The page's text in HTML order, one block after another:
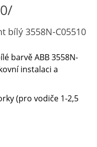
bílý 3558N-C05510
barvě ABB 3558N-
instalaci a
(pro vodiče 1-2,5